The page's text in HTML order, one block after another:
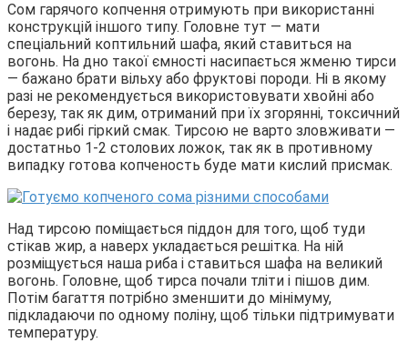
Сом гарячого копчення отримують при використанні
конструкцій іншого типу. Головне тут — мати
спеціальний коптильний шафа, який ставиться на
вогонь. На дно такої ємності насипається жменю тирси
— бажано брати вільху або фруктові породи. Ні в якому
разі не рекомендується використовувати хвойні або
березу, так як дим, отриманий при їх згорянні, токсичний
і надає рибі гіркий смак. Тирсою не варто зловживати —
достатньо 1-2 столових ложок, так як в противному
випадку готова копченость буде мати кислий присмак.
Над тирсою поміщається піддон для того, щоб туди
стікав жир, а наверх укладається решітка. На ній
розміщується наша риба і ставиться шафа на великий
вогонь. Головне, щоб тирса почали тліти і пішов дим.
Потім багаття потрібно зменшити до мінімуму,
підкладаючи по одному поліну, щоб тільки підтримувати
температуру.